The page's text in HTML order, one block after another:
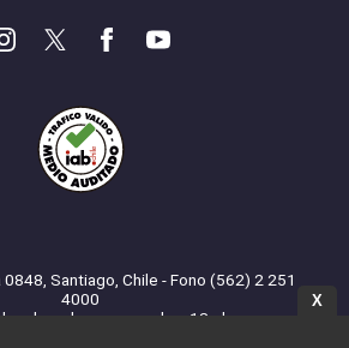
Santiago, Chile - Fono (562) 2 251
4000
derechos reservados. 13.cl
X